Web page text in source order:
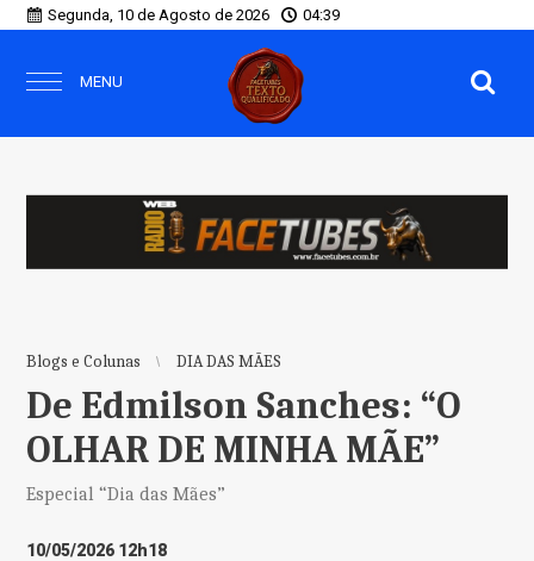
Segunda, 10 de Agosto de 2026 04:39
MENU
Blogs e Colunas DIA DAS MÃES
De Edmilson Sanches: “O
OLHAR DE MINHA MÃE”
Especial “Dia das Mães”
10/05/2026 12h18